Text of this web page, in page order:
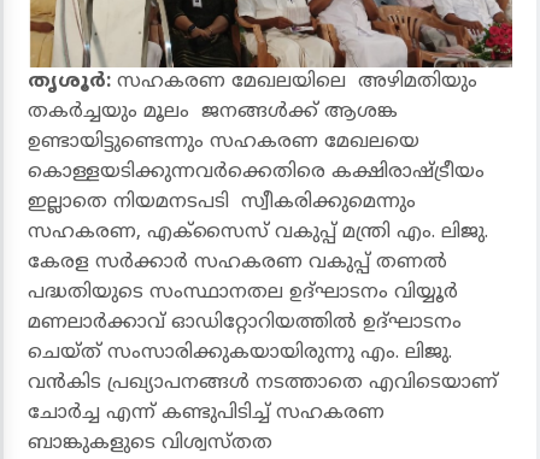
തൃശൂർ: സഹകരണ മേഖലയിലെ അഴിമതിയും
തകർച്ചയും മൂലം ജനങ്ങൾക്ക് ആശങ്ക
ഉണ്ടായിട്ടുണ്ടെന്നും സഹകരണ മേഖലയെ
കൊള്ളയടിക്കുന്നവർക്കെതിരെ കക്ഷിരാഷ്ട്രീയം
ഇല്ലാതെ നിയമനടപടി സ്വീകരിക്കുമെന്നും
സഹകരണ, എക്സൈസ് വകുപ്പ് മന്ത്രി എം. ലിജു.
കേരള സർക്കാർ സഹകരണ വകുപ്പ് തണൽ
പദ്ധതിയുടെ സംസ്ഥാനതല ഉദ്ഘാടനം വിയ്യൂർ
മണലാർക്കാവ് ഓഡിറ്റോറിയത്തിൽ ഉദ്ഘാടനം
ചെയ്ത് സംസാരിക്കുകയായിരുന്നു എം. ലിജു.
വൻകിട പ്രഖ്യാപനങ്ങൾ നടത്താതെ എവിടെയാണ്
ചോർച്ച എന്ന് കണ്ടുപിടിച്ച് സഹകരണ
ബാങ്കുകളുടെ വിശ്വസ്തത